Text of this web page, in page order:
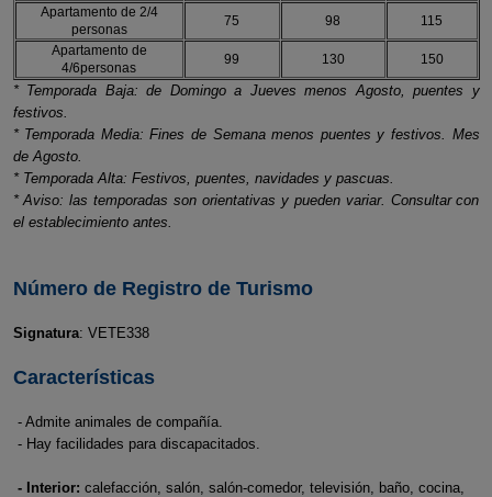
Apartamento de 2/4
personas
75 98
115
Apartamento de
4/6personas
99 130 150
* Temporada Baja: de Domingo a Jueves menos Agosto, puentes y
festivos.
* Temporada Media: Fines de Semana menos puentes y festivos. Mes
de Agosto.
* Temporada Alta: Festivos, puentes, navidades y pascuas.
* Aviso: las temporadas son orientativas y pueden variar. Consultar con
el establecimiento antes.
Número de Registro de Turismo
Signatura: VETE338
Características
- Admite animales de compañía.
- Hay facilidades para discapacitados.
- Interior: calefacción, salón, salón-comedor, televisión, baño, cocina,